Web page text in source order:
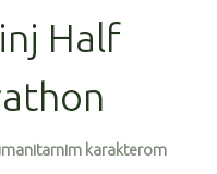
Half
karakterom